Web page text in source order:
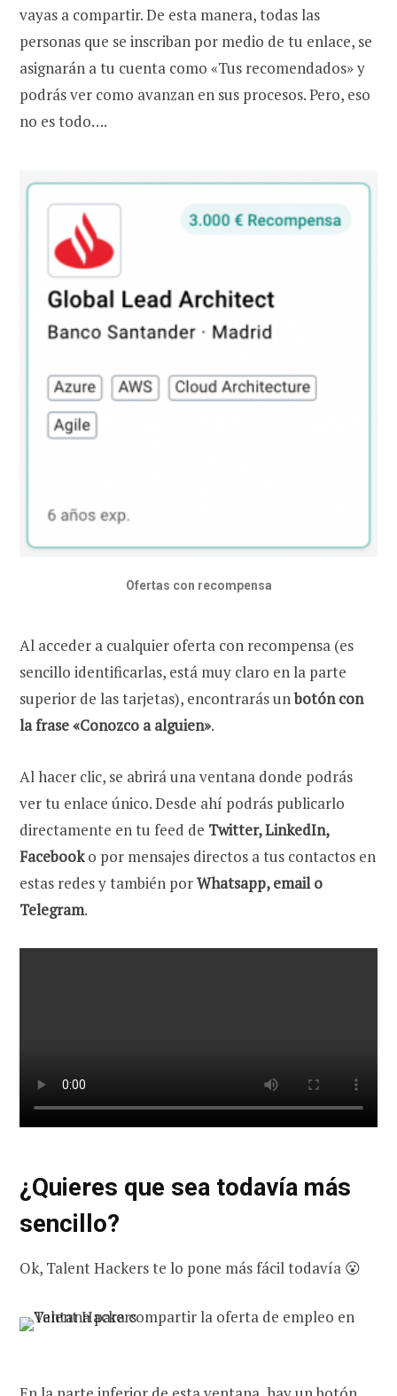
vayas a compartir. De esta manera, todas las
personas que se inscriban por medio de tu enlace, se
asignarán a tu cuenta como «Tus recomendados» y
podrás ver como avanzan en sus procesos. Pero, eso
no es todo….
Ofertas con recompensa
Al acceder a cualquier oferta con recompensa (es
sencillo identificarlas, está muy claro en la parte
superior de las tarjetas), encontrarás unbotón con
la frase «Conozco a alguien».
Al hacer clic, se abrirá una ventana donde podrás
ver tu enlace único. Desde ahí podrás publicarlo
directamente en tu feed de Twitter, LinkedIn,
Facebooko por mensajes directos a tus contactos en
estas redes y también porWhatsapp, email o
Telegram.
¿Quieres que sea todavía más
sencillo?
Ok, Talent Hackers te lo pone más fácil todavía 😮